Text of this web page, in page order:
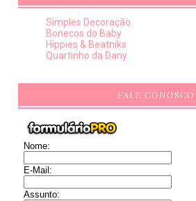
Simples Decoração
Bonecos do Baby
Hippies & Beatniks
Quartinho da Dany
FALE CONOSCO
Nome:
E-Mail:
Assunto: